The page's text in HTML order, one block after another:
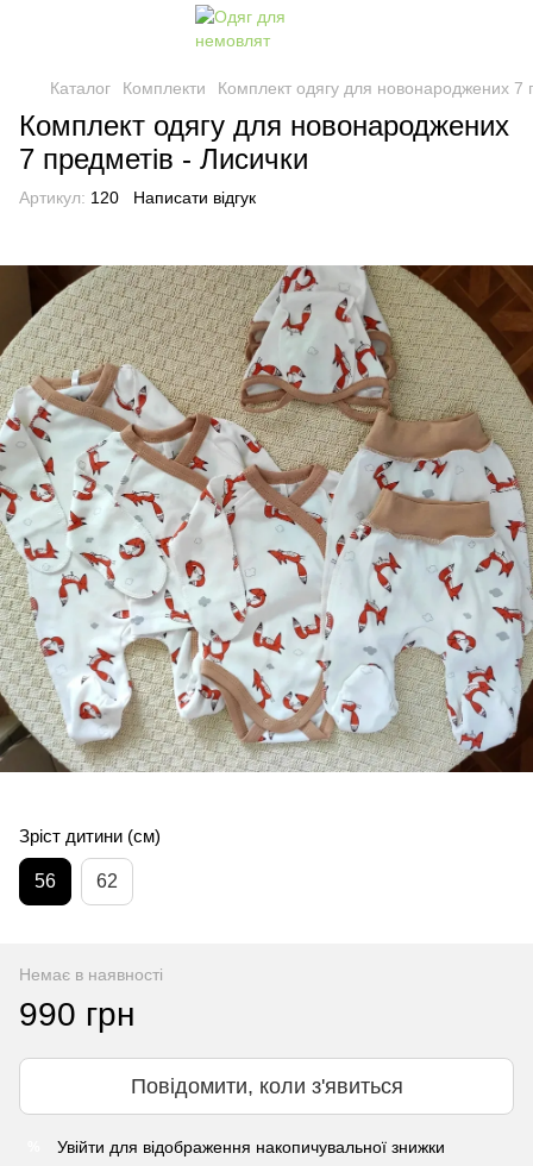
Каталог Комплекти Комплект одягу для новонароджених 7
Комплект одягу для новонароджених
7 предметів - Лисички
Артикул: 120 Написати відгук
Зріст дитини (см)
56 62
Немає в наявності
990 грн
Повідомити, коли з'явиться
Увійти для відображення накопичувальної знижки